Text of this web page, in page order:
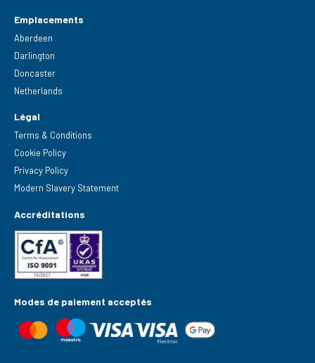
Emplacements
Aberdeen
Darlington
Doncaster
Netherlands
Légal
Terms & Conditions
Cookie Policy
Privacy Policy
Modern Slavery Statement
Accréditations
Modes de paiement acceptés